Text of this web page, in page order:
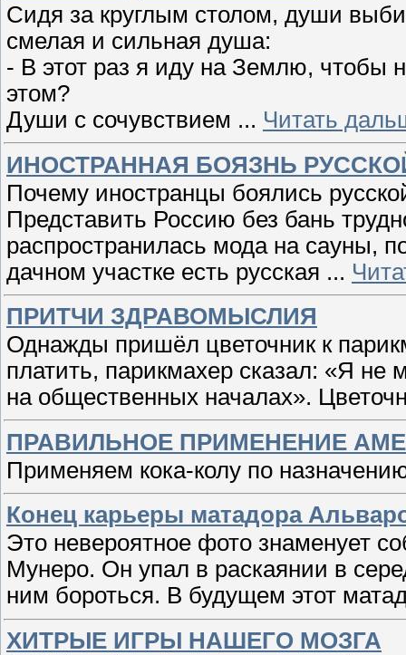
Сидя за круглым столом, души
смелая и сильная душа:
- В этот раз я иду на Землю, чтобы
этом?
Души с сочувствием ... Читать
ИНОСТРАННАЯ БОЯЗНЬ
Почему иностранцы боялись
Представить Россию без бань
распространилась мода на сауны,
дачном участке есть русская ...
ПРИТЧИ ЗДРАВОМЫСЛИЯ
Однажды пришёл цветочник к
платить, парикмахер сказал: «Я не
на общественных началах».
ПРАВИЛЬНОЕ ПРИМЕНЕНИЕ
Применяем кока-колу по
Конец карьеры матадора
Это невероятное фото знаменует
Мунеро. Он упал в раскаянии в
ним бороться. В будущем этот
ХИТРЫЕ ИГРЫ НАШЕГО МОЗГА